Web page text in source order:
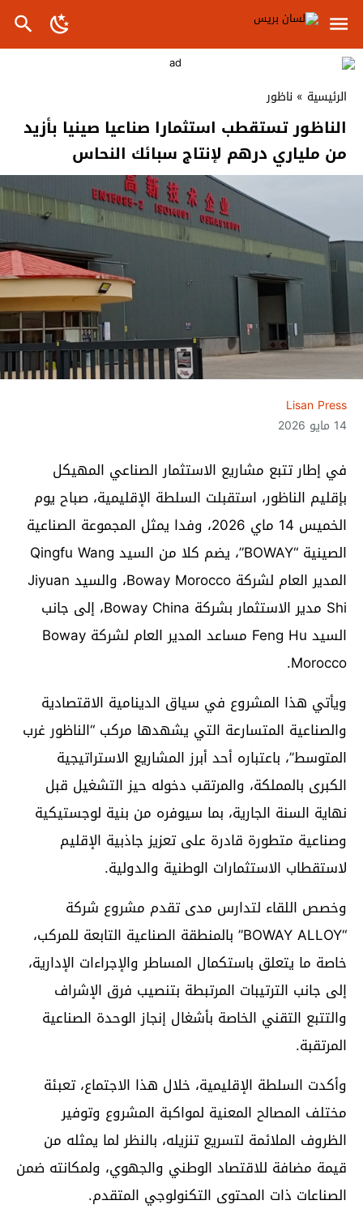
الرئيسية » ناظور
الناظور تستقطب استثمارا صناعيا صينيا بأزيد
من ملياري درهم لإنتاج سبائك النحاس
Lisan Press
14 مايو 2026
في إطار تتبع مشاريع الاستثمار الصناعي المهيكل
بإقليم الناظور، استقبلت السلطة الإقليمية، صباح يوم
الخميس 14 ماي 2026، وفدا يمثل المجموعة الصناعية
الصينية “BOWAY”، يضم كلا من السيد Qingfu Wang
المدير العام لشركة Boway Morocco، والسيد Jiyuan
Shi مدير الاستثمار بشركة Boway China، إلى جانب
السيد Feng Hu مساعد المدير العام لشركة Boway
Morocco.
ويأتي هذا المشروع في سياق الدينامية الاقتصادية
والصناعية المتسارعة التي يشهدها مركب “الناظور غرب
المتوسط”، باعتباره أحد أبرز المشاريع الاستراتيجية
الكبرى بالمملكة، والمرتقب دخوله حيز التشغيل قبل
نهاية السنة الجارية، بما سيوفره من بنية لوجستيكية
وصناعية متطورة قادرة على تعزيز جاذبية الإقليم
لاستقطاب الاستثمارات الوطنية والدولية.
وخصص اللقاء لتدارس مدى تقدم مشروع شركة
“BOWAY ALLOY” بالمنطقة الصناعية التابعة للمركب،
خاصة ما يتعلق باستكمال المساطر والإجراءات الإدارية،
إلى جانب الترتيبات المرتبطة بتنصيب فرق الإشراف
والتتبع التقني الخاصة بأشغال إنجاز الوحدة الصناعية
المرتقبة.
وأكدت السلطة الإقليمية، خلال هذا الاجتماع، تعبئة
مختلف المصالح المعنية لمواكبة المشروع وتوفير
الظروف الملائمة لتسريع تنزيله، بالنظر لما يمثله من
قيمة مضافة للاقتصاد الوطني والجهوي، ولمكانته ضمن
الصناعات ذات المحتوى التكنولوجي المتقدم.